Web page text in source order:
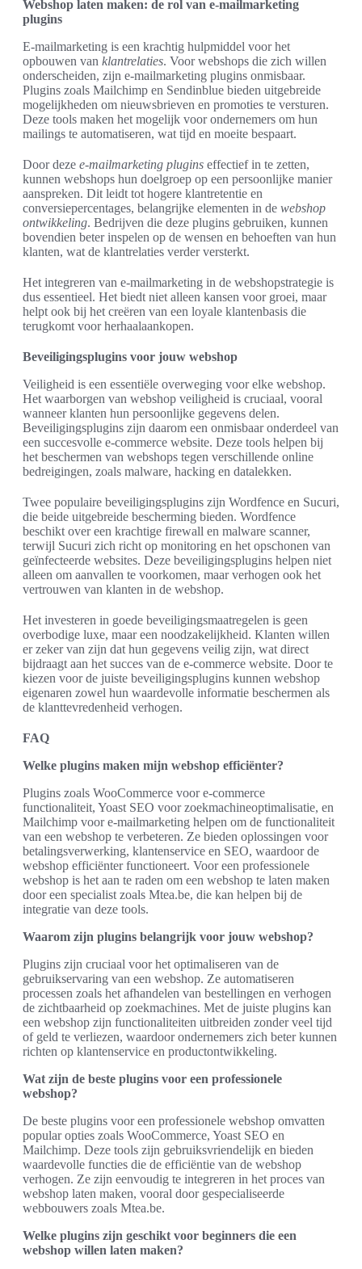
Webshop laten maken: de rol van e-mailmarketing
plugins
E-mailmarketing is een krachtig hulpmiddel voor het
opbouwen van klantrelaties. Voor webshops die zich willen
onderscheiden, zijn e-mailmarketing plugins onmisbaar.
Plugins zoals Mailchimp en Sendinblue bieden uitgebreide
mogelijkheden om nieuwsbrieven en promoties te versturen.
Deze tools maken het mogelijk voor ondernemers om hun
mailings te automatiseren, wat tijd en moeite bespaart.
Door deze e-mailmarketing plugins effectief in te zetten,
kunnen webshops hun doelgroep op een persoonlijke manier
aanspreken. Dit leidt tot hogere klantretentie en
conversiepercentages, belangrijke elementen in de webshop
ontwikkeling. Bedrijven die deze plugins gebruiken, kunnen
bovendien beter inspelen op de wensen en behoeften van hun
klanten, wat de klantrelaties verder versterkt.
Het integreren van e-mailmarketing in de webshopstrategie is
dus essentieel. Het biedt niet alleen kansen voor groei, maar
helpt ook bij het creëren van een loyale klantenbasis die
terugkomt voor herhaalaankopen.
Beveiligingsplugins voor jouw webshop
Veiligheid is een essentiële overweging voor elke webshop.
Het waarborgen van webshop veiligheid is cruciaal, vooral
wanneer klanten hun persoonlijke gegevens delen.
Beveiligingsplugins zijn daarom een onmisbaar onderdeel van
een succesvolle e-commerce website. Deze tools helpen bij
het beschermen van webshops tegen verschillende online
bedreigingen, zoals malware, hacking en datalekken.
Twee populaire beveiligingsplugins zijn Wordfence en Sucuri,
die beide uitgebreide bescherming bieden. Wordfence
beschikt over een krachtige firewall en malware scanner,
terwijl Sucuri zich richt op monitoring en het opschonen van
geïnfecteerde websites. Deze beveiligingsplugins helpen niet
alleen om aanvallen te voorkomen, maar verhogen ook het
vertrouwen van klanten in de webshop.
Het investeren in goede beveiligingsmaatregelen is geen
overbodige luxe, maar een noodzakelijkheid. Klanten willen
er zeker van zijn dat hun gegevens veilig zijn, wat direct
bijdraagt aan het succes van de e-commerce website. Door te
kiezen voor de juiste beveiligingsplugins kunnen webshop
eigenaren zowel hun waardevolle informatie beschermen als
de klanttevredenheid verhogen.
FAQ
Welke plugins maken mijn webshop efficiënter?
Plugins zoals WooCommerce voor e-commerce
functionaliteit, Yoast SEO voor zoekmachineoptimalisatie, en
Mailchimp voor e-mailmarketing helpen om de functionaliteit
van een webshop te verbeteren. Ze bieden oplossingen voor
betalingsverwerking, klantenservice en SEO, waardoor de
webshop efficiënter functioneert. Voor een professionele
webshop is het aan te raden om een webshop te laten maken
door een specialist zoals Mtea.be, die kan helpen bij de
integratie van deze tools.
Waarom zijn plugins belangrijk voor jouw webshop?
Plugins zijn cruciaal voor het optimaliseren van de
gebruikservaring van een webshop. Ze automatiseren
processen zoals het afhandelen van bestellingen en verhogen
de zichtbaarheid op zoekmachines. Met de juiste plugins kan
een webshop zijn functionaliteiten uitbreiden zonder veel tijd
of geld te verliezen, waardoor ondernemers zich beter kunnen
richten op klantenservice en productontwikkeling.
Wat zijn de beste plugins voor een professionele
webshop?
De beste plugins voor een professionele webshop omvatten
popular opties zoals WooCommerce, Yoast SEO en
Mailchimp. Deze tools zijn gebruiksvriendelijk en bieden
waardevolle functies die de efficiëntie van de webshop
verhogen. Ze zijn eenvoudig te integreren in het proces van
webshop laten maken, vooral door gespecialiseerde
webbouwers zoals Mtea.be.
Welke plugins zijn geschikt voor beginners die een
webshop willen laten maken?